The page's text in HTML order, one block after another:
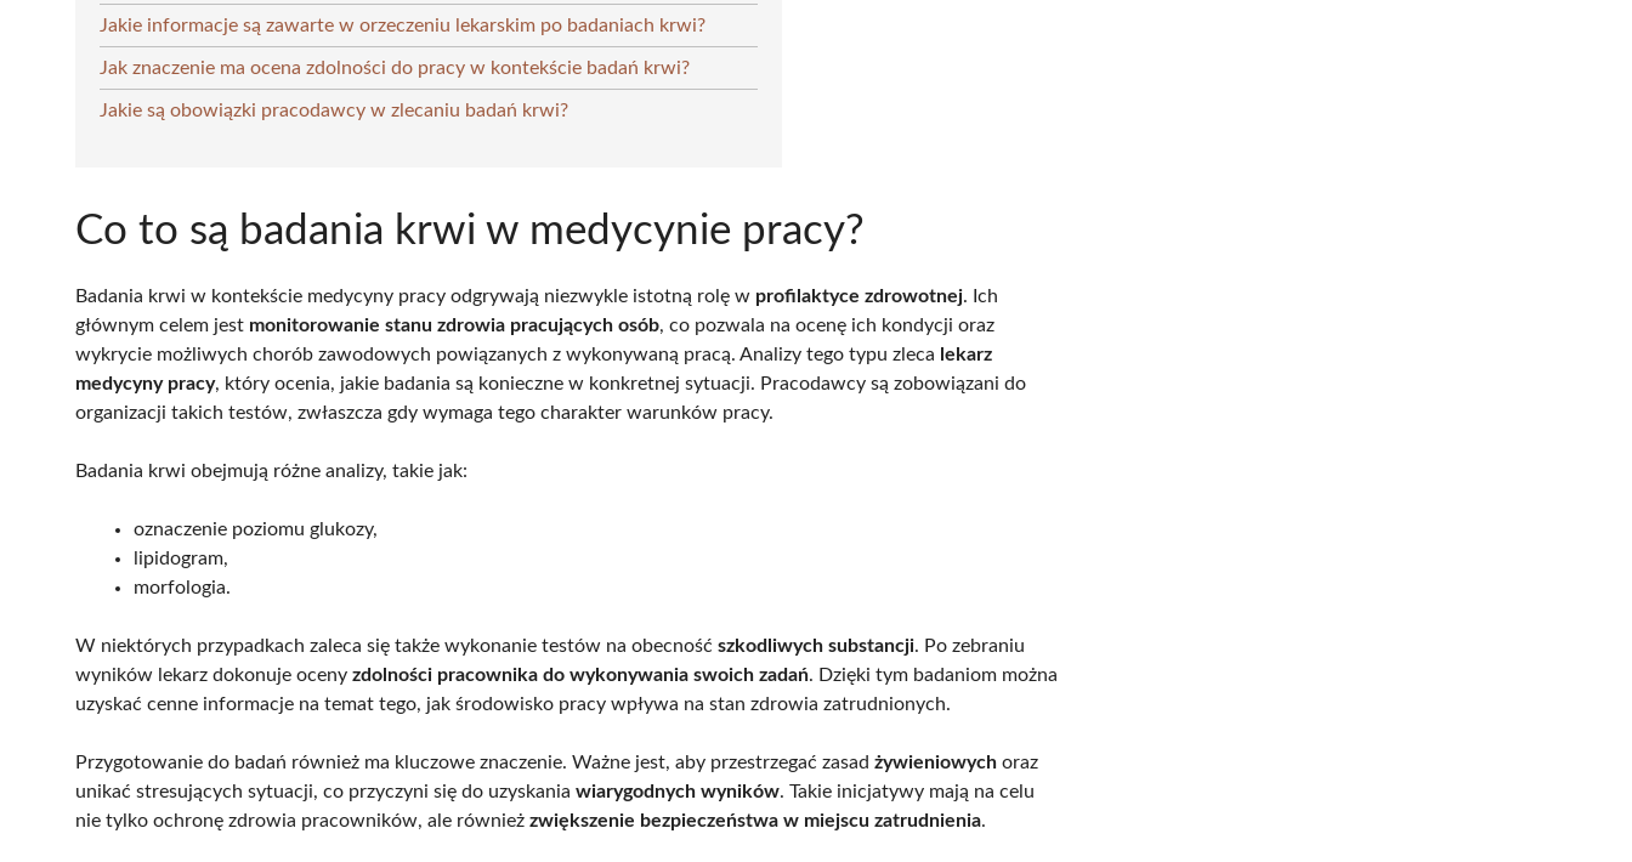
Jakie informacje są zawarte w orzeczeniu lekarskim po badaniach krwi?
Jak znaczenie ma ocena zdolności do pracy w kontekście badań krwi?
Jakie są obowiązki pracodawcy w zlecaniu badań krwi?
Co to są badania krwi w medycynie pracy?
Badania krwi w kontekście medycyny pracy odgrywają niezwykle istotną rolę w profilaktyce zdrowotnej. Ich
głównym celem jest monitorowanie stanu zdrowia pracujących osób, co pozwala na ocenę ich kondycji oraz
wykrycie możliwych chorób zawodowych powiązanych z wykonywaną pracą. Analizy tego typu zleca lekarz
medycyny pracy, który ocenia, jakie badania są konieczne w konkretnej sytuacji. Pracodawcy są zobowiązani do
organizacji takich testów, zwłaszcza gdy wymaga tego charakter warunków pracy.
Badania krwi obejmują różne analizy, takie jak:
oznaczenie poziomu glukozy,
lipidogram,
morfologia.
W niektórych przypadkach zaleca się także wykonanie testów na obecność szkodliwych substancji. Po zebraniu
wyników lekarz dokonuje oceny zdolności pracownika do wykonywania swoich zadań. Dzięki tym badaniom można
uzyskać cenne informacje na temat tego, jak środowisko pracy wpływa na stan zdrowia zatrudnionych.
Przygotowanie do badań również ma kluczowe znaczenie. Ważne jest, aby przestrzegać zasad żywieniowych oraz
unikać stresujących sytuacji, co przyczyni się do uzyskania wiarygodnych wyników. Takie inicjatywy mają na celu
nie tylko ochronę zdrowia pracowników, ale również zwiększenie bezpieczeństwa w miejscu zatrudnienia.